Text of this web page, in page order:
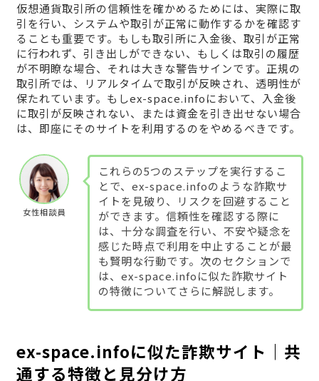
仮想通貨取引所の信頼性を確かめるためには、実際に取
引を行い、システムや取引が正常に動作するかを確認す
ることも重要です。もしも取引所に入金後、取引が正常
に行われず、引き出しができない、もしくは取引の履歴
が不明瞭な場合、それは大きな警告サインです。正規の
取引所では、リアルタイムで取引が反映され、透明性が
保たれています。もしex-space.infoにおいて、入金後
に取引が反映されない、または資金を引き出せない場合
は、即座にそのサイトを利用するのをやめるべきです。
女性相談員
これらの5つのステップを実行するこ
とで、ex-space.infoのような詐欺サ
イトを見破り、リスクを回避すること
ができます。信頼性を確認する際に
は、十分な調査を行い、不安や疑念を
感じた時点で利用を中止することが最
も賢明な行動です。次のセクションで
は、ex-space.infoに似た詐欺サイト
の特徴についてさらに解説します。
ex-space.infoに似た詐欺サイト｜共
通する特徴と見分け方